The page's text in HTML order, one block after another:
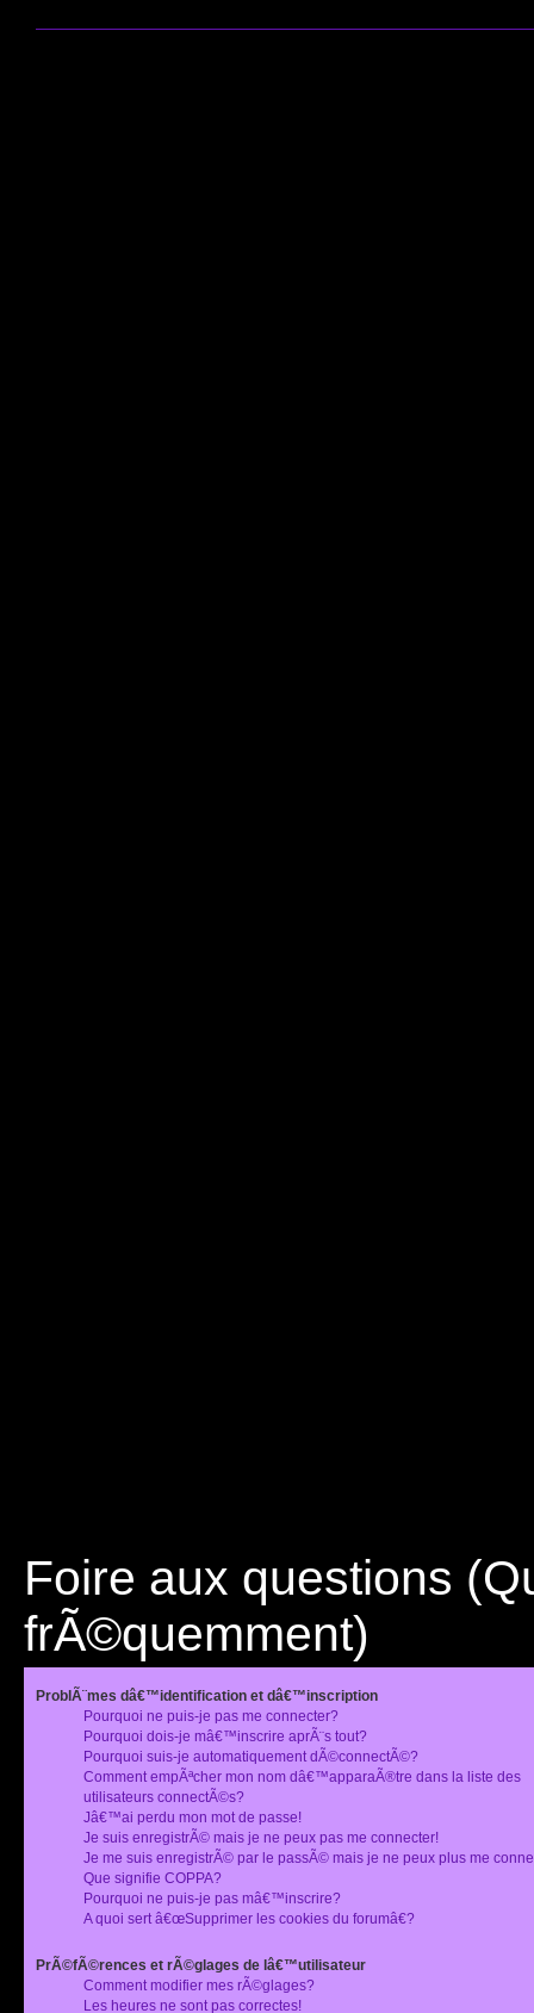
Foire aux questions
frÃ©quemment)
ProblÃ¨mes dâ€™identification et dâ€™inscription
Pourquoi ne puis-je pas me connecter?
Pourquoi dois-je mâ€™inscrire aprÃ¨s tout?
Pourquoi suis-je automatiquement dÃ©connectÃ©?
Comment empÃªcher mon nom dâ€™apparaÃ®tre dans la liste des
utilisateurs connectÃ©s?
Jâ€™ai perdu mon mot de passe!
Je suis enregistrÃ© mais je ne peux pas me connecter!
Je me suis enregistrÃ© par le passÃ© mais je ne peux plus me
Que signifie COPPA?
Pourquoi ne puis-je pas mâ€™inscrire?
A quoi sert â€œSupprimer les cookies du forumâ€?
PrÃ©fÃ©rences et rÃ©glages de lâ€™utilisateur
Comment modifier mes rÃ©glages?
Les heures ne sont pas correctes!